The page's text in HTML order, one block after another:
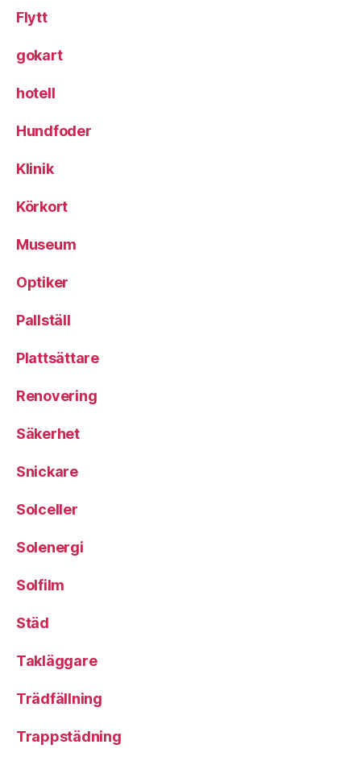
Flytt
gokart
hotell
Hundfoder
Klinik
Körkort
Museum
Optiker
Pallställ
Plattsättare
Renovering
Säkerhet
Snickare
Solceller
Solenergi
Solfilm
Städ
Takläggare
Trädfällning
Trappstädning